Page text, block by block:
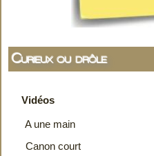
Curieux ou drôle
Vidéos
A une main
Canon court